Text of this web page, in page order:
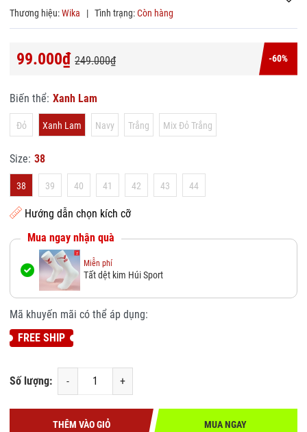
Thương hiệu:Wika | Tình trạng:Còn hàng
99.000₫ 249.000₫ -60%
Biến thể: Xanh Lam
Đỏ Xanh Lam Navy Trắng Mix Đỏ Trắng
Size: 38
38 39 40 41 42 43 44
Hướng dẫn chọn kích cỡ
Mua ngay nhận quà
Miễn phí
Tất dệt kim Húi Sport
Mã khuyến mãi có thể áp dụng:
FREE SHIP
Số lượng: - +
THÊM VÀO GIỎ MUA NGAY